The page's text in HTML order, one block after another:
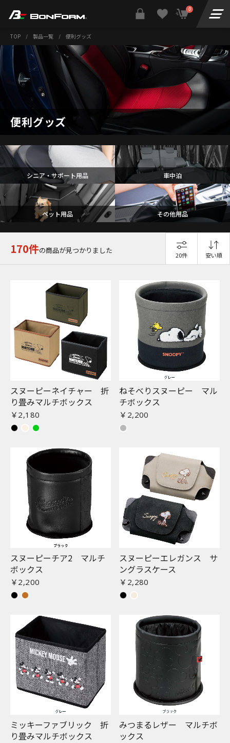
0
TOP / 製品一覧 / 便利グッズ
便利グッズ
シニア・サポート用品 車中泊
ペット用品 その他用品
170件の商品が見つかりました
20件 安い順
スヌーピーネイチャー 折
り畳みマルチボックス
￥2,180
ねそべりスヌーピー マル
チボックス
￥2,200
スヌーピーチア2 マルチ
ボックス
￥2,200
スヌーピーエレガンス サ
ングラスケース
￥2,280
ミッキーファブリック 折
り畳みマルチボックス
みつまるレザー マルチボ
ックス